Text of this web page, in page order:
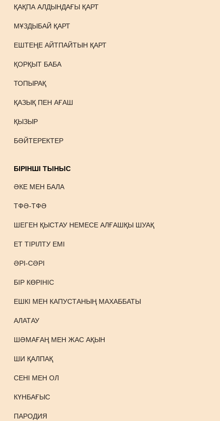
ҚАҚПА АЛДЫНДАҒЫ ҚАРТ
МҰЗДЫБАЙ ҚАРТ
ЕШТЕҢЕ АЙТПАЙТЫН ҚАРТ
ҚОРҚЫТ БАБА
ТОПЫРАҚ
ҚАЗЫҚ ПЕН АҒАШ
ҚЫЗЫР
БӘЙТЕРЕКТЕР
БІРІНШІ ТЫНЫС
ӘКЕ МЕН БАЛА
ТФӘ-ТФӘ
ШЕГЕН ҚЫСТАУ НЕМЕСЕ АЛҒАШҚЫ ШУАҚ
ЕТ ТІРІЛТУ ЕМІ
ӘРІ-СӘРІ
БІР КӨРІНІС
ЕШКІ МЕН КАПУСТАНЫҢ МАХАББАТЫ
АЛАТАУ
ШӘМАҒАҢ МЕН ЖАС АҚЫН
ШИ ҚАЛПАҚ
СЕНІ МЕН ОЛ
КҮНБАҒЫС
ПАРОДИЯ